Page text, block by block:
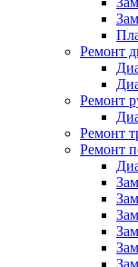
Ремонт
Ремонт
Ремонт
Ремонт